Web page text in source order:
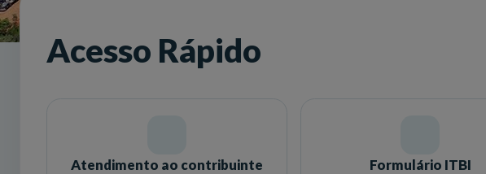
Acesso Rápido
Atendimento ao contribuinte Formulário ITBI